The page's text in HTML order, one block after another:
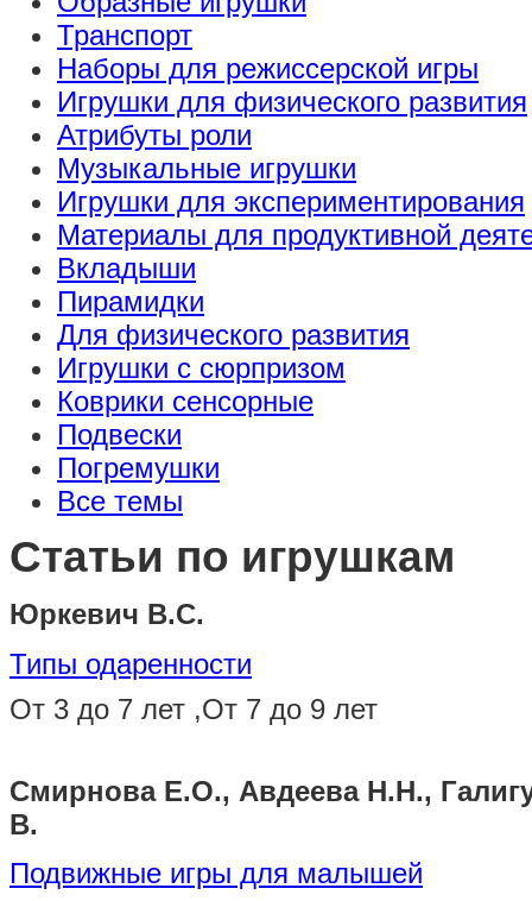
Транспорт
Наборы для режиссерской игры
Игрушки для физического развития
Атрибуты роли
Музыкальные игрушки
Игрушки для экспериментирования
Материалы для продуктивной
Вкладыши
Пирамидки
Для физического развития
Игрушки с сюрпризом
Коврики сенсорные
Подвески
Погремушки
Все темы
Статьи по игрушкам
Юркевич В.С.
Типы одаренности
От 3 до 7 лет ,От 7 до 9 лет
Смирнова Е.О., Авдеева Н.Н.,
В.
Подвижные игры для малышей